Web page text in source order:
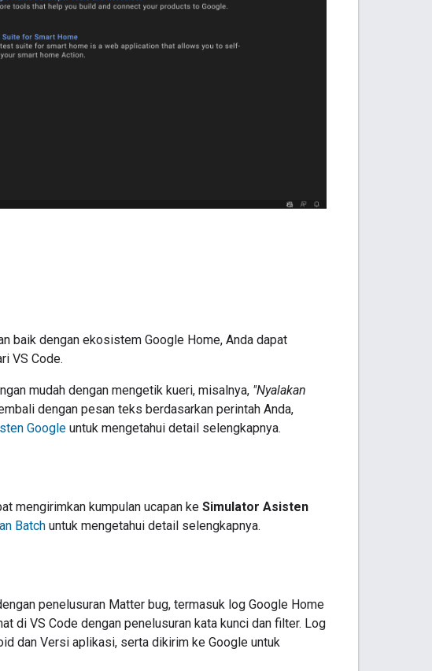
baik dengan ekosistem Google Home, Anda dapat
VS Code.
mudah dengan mengetik kueri, misalnya, "Nyalakan
dengan pesan teks berdasarkan perintah Anda,
Google untuk mengetahui detail selengkapnya.
mengirimkan kumpulan ucapan ke Simulator Asisten
Batch untuk mengetahui detail selengkapnya.
penelusuran Matter bug, termasuk log Google Home
di VS Code dengan penelusuran kata kunci dan filter. Log
dan Versi aplikasi, serta dikirim ke Google untuk